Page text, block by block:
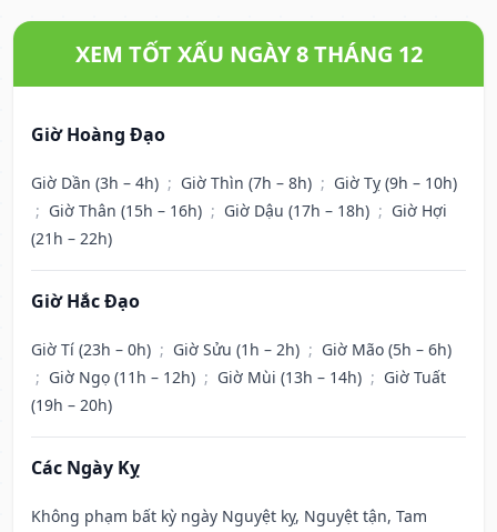
XEM TỐT XẤU NGÀY 8 THÁNG 12
Giờ Hoàng Đạo
Giờ Dần (3h – 4h) ; Giờ Thìn (7h – 8h) ; Giờ Tỵ (9h – 10h)
; Giờ Thân (15h – 16h) ; Giờ Dậu (17h – 18h) ; Giờ Hợi
(21h – 22h)
Giờ Hắc Đạo
Giờ Tí (23h – 0h) ; Giờ Sửu (1h – 2h) ; Giờ Mão (5h – 6h)
; Giờ Ngọ (11h – 12h) ; Giờ Mùi (13h – 14h) ; Giờ Tuất
(19h – 20h)
Các Ngày Kỵ
Không phạm bất kỳ ngày Nguyệt kỵ, Nguyệt tận, Tam